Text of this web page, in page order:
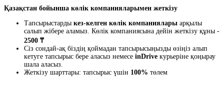
Қазақстан бойынша көлік компанияларымен жеткізу
Тапсырыстарды кез-келген көлік компаниялары арқылы
салып жібере аламыз. Көлік компаниясына дейін жеткізу құны -
2500 ₸
Сіз сондай-ақ біздің қоймадан тапсырысыңызды өзіңіз алып
кетуге тапсырыс бере аласыз немесе inDrive курьеріне қоңырау
шала аласыз.
Жеткізу шарттары: тапсырыс үшін 100% төлем